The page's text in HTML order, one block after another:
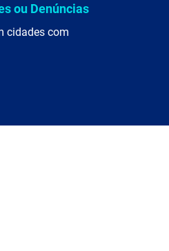
ou Denúncias
cidades com